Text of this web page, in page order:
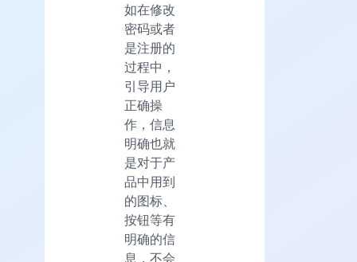
如在修改
密码或者
是注册的
过程中，
引导用户
正确操
作，信息
明确也就
是对于产
品中用到
的图标、
按钮等有
明确的信
息，不会